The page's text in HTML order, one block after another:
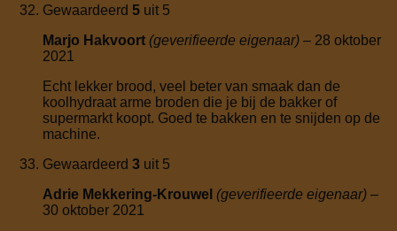
Gewaardeerd 5 uit 5
Marjo Hakvoort (geverifieerde eigenaar) – 28 oktober
2021
Echt lekker brood, veel beter van smaak dan de
koolhydraat arme broden die je bij de bakker of
supermarkt koopt. Goed te bakken en te snijden op de
machine.
Gewaardeerd 3 uit 5
Adrie Mekkering-Krouwel (geverifieerde eigenaar) –
30 oktober 2021